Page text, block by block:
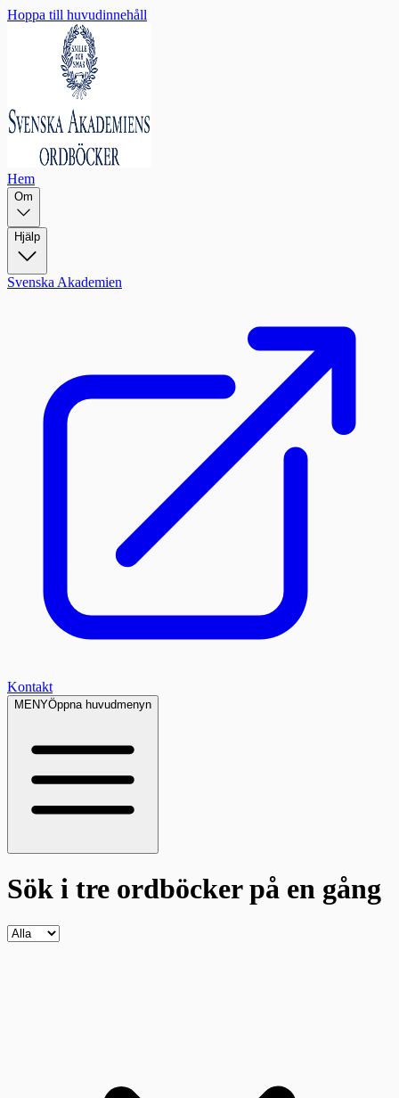
Hoppa till huvudinnehåll
Hem
Om
Hjälp
Svenska Akademien
Kontakt
MENYÖppna huvudmenyn
Sök i tre ordböckerpå en gång